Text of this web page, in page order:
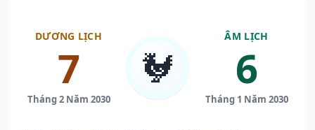
DƯƠNG LỊCH
7
Tháng 2 Năm 2030
🐓
ÂM LỊCH
6
Tháng 1 Năm 2030